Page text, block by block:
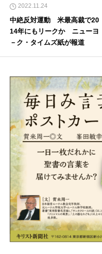
2022.11.24
中絶反対運動 米最高裁で20
14年にもリークか ニューヨ
－ク・タイムズ紙が報道